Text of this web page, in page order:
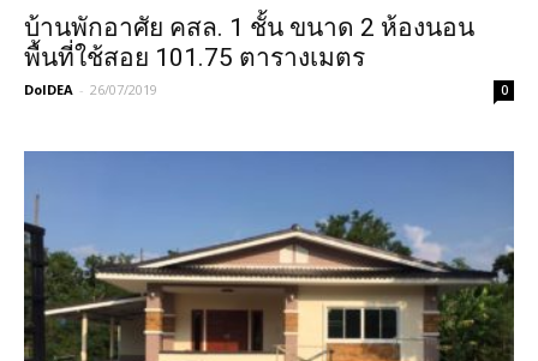
บ้านพักอาศัย คสล. 1 ชั้น ขนาด 2 ห้องนอน
พื้นที่ใช้สอย 101.75 ตารางเมตร
DoIDEA - 26/07/2019 0